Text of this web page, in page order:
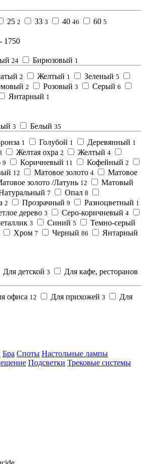
25 2 33 3 40 46 60 5
- 1750
24 Бирюзовый 1
2 Желтый 1 Зеленый 5
2 Розовый 3 Серый 6
Янтарный 1
3 Белый 35
1 Голубой 1 Деревянный 1
Желтая охра 2 Желтый 4
9 Коричневый 11 Кофейный 2
12 Матовое золото 4
Матовое
золото /Латунь 12
Матовый
7 Опал 8
2 Прозрачный 9 Разноцветный 1
дерево 3 Серо-коричневый 4
3 Синий 5 Темно-серый
Хром 7 Черный 86 Янтарный
Для детской 3 Для кафе, ресторанов
офиса 12 Для прихожей 3
Для
Бра Споты Настольные лампы
Подсветки Трековые системы